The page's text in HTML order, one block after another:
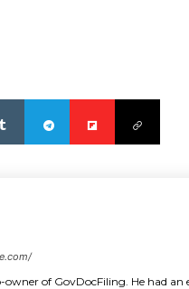
owner of GovDocFiling. He had